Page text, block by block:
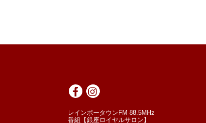
レインボータウンFM 88.5MHz
番組【銀座ロイヤルサロン】